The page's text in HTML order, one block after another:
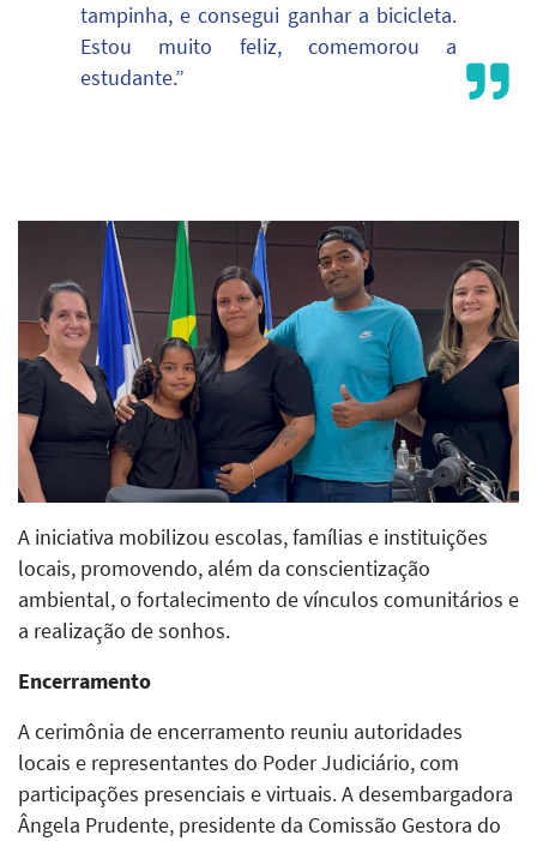
tampinha, e consegui ganhar a bicicleta.
Estou muito feliz, comemorou a
estudante.”
A iniciativa mobilizou escolas, famílias e instituições
locais, promovendo, além da conscientização
ambiental, o fortalecimento de vínculos comunitários e
a realização de sonhos.
Encerramento
A cerimônia de encerramento reuniu autoridades
locais e representantes do Poder Judiciário, com
participações presenciais e virtuais. A desembargadora
Ângela Prudente, presidente da Comissão Gestora do